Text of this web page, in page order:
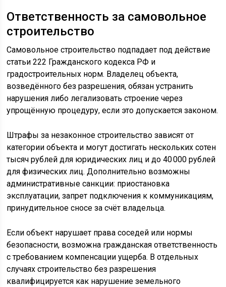
Ответственность за самовольное
строительство
Самовольное строительство подпадает под действие
статьи 222 Гражданского кодекса РФ и
градостроительных норм. Владелец объекта,
возведённого без разрешения, обязан устранить
нарушения либо легализовать строение через
упрощённую процедуру, если это допускается законом.
Штрафы за незаконное строительство зависят от
категории объекта и могут достигать нескольких сотен
тысяч рублей для юридических лиц и до 40 000 рублей
для физических лиц. Дополнительно возможны
административные санкции: приостановка
эксплуатации, запрет подключения к коммуникациям,
принудительное сносе за счёт владельца.
Если объект нарушает права соседей или нормы
безопасности, возможна гражданская ответственность
с требованием компенсации ущерба. В отдельных
случаях строительство без разрешения
квалифицируется как нарушение земельного